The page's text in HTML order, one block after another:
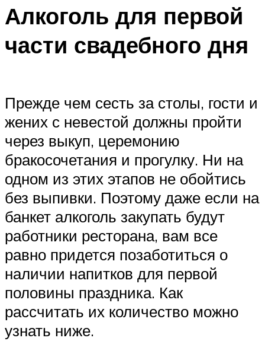
Алкоголь для первой
части свадебного дня
Прежде чем сесть за столы, гости и
жених с невестой должны пройти
через выкуп, церемонию
бракосочетания и прогулку. Ни на
одном из этих этапов не обойтись
без выпивки. Поэтому даже если на
банкет алкоголь закупать будут
работники ресторана, вам все
равно придется позаботиться о
наличии напитков для первой
половины праздника. Как
рассчитать их количество можно
узнать ниже.